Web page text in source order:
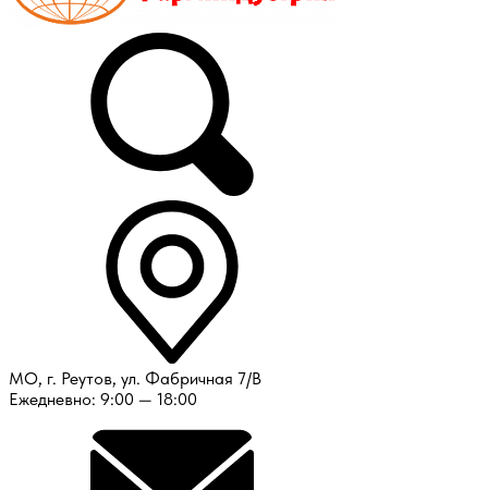
МО, г. Реутов, ул. Фабричная 7/В
Ежедневно: 9:00 — 18:00